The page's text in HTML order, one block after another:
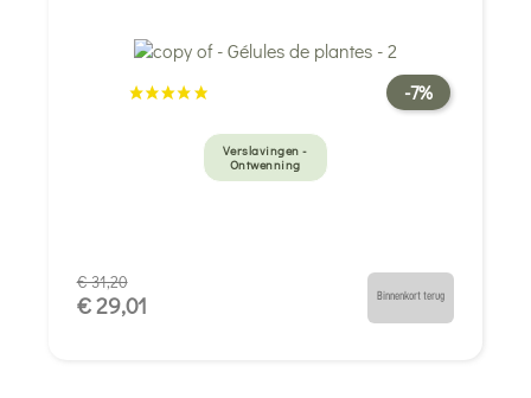
-7%
Verslavingen -
Ontwenning
€ 31,20
€ 29,01 Binnenkort terug